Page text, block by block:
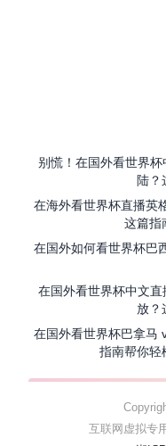
别慌！在国外看世界
陆？
在海外看世界杯直播英
这篇指
在国外如何看世界杯巴
在国外看世界杯中文
放？
在国外看世界杯巴拿马
指南帮你轻
互联网虚拟专